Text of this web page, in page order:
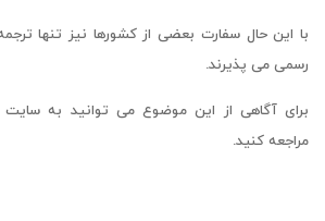
با این حال سفارت بعضی از کشورها نیز تنها
رسمی می پذیرند.
برای آگاهی از این موضوع می توانید به سایت
مراجعه کنید.